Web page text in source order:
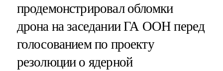
продемонстрировал обломки
дрона на заседании ГА ООН перед
голосованием по проекту
резолюции о ядерной